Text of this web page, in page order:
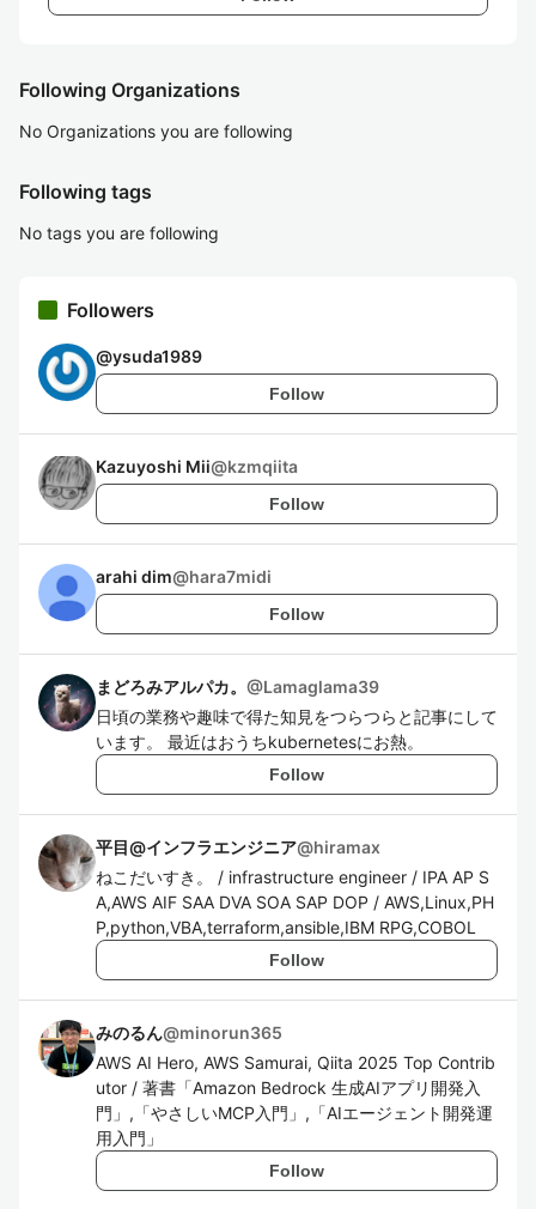
Following Organizations
No Organizations you are following
Following tags
No tags you are following
Followers
@ysuda1989
Follow
Kazuyoshi Mii@kzmqiita
Follow
arahi dim@hara7midi
Follow
まどろみアルパカ。 @Lamaglama39
日頃の業務や趣味で得た知見をつらつらと記事にして
います。 最近はおうちkubernetesにお熱。
Follow
平目@インフラエンジニア@hiramax
ねこだいすき。 / infrastructure engineer / IPA AP S
A,AWS AIF SAA DVA SOA SAP DOP / AWS,Linux,PH
P,python,VBA,terraform,ansible,IBM RPG,COBOL
Follow
みのるん@minorun365
AWS AI Hero, AWS Samurai, Qiita 2025 Top Contrib
utor / 著書「Amazon Bedrock 生成AIアプリ開発入
門」,「やさしいMCP入門」,「AIエージェント開発運
用入門」
Follow